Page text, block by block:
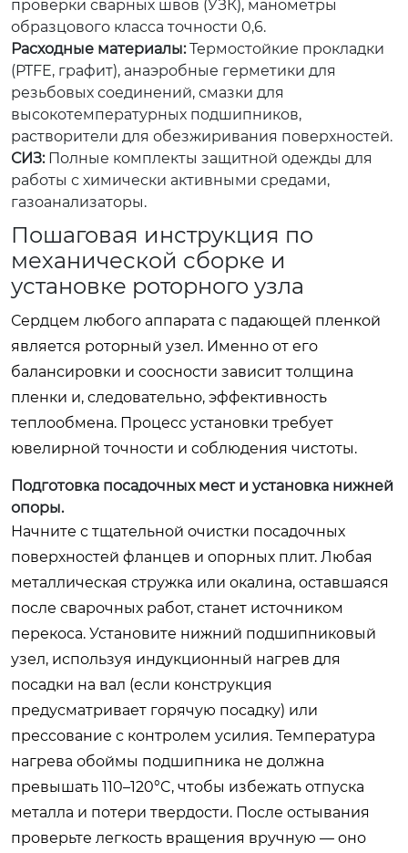
проверки сварных швов (УЗК), манометры
образцового класса точности 0,6.
Расходные материалы:Термостойкие прокладки
(PTFE, графит), анаэробные герметики для
резьбовых соединений, смазки для
высокотемпературных подшипников,
растворители для обезжиривания поверхностей.
СИЗ:Полные комплекты защитной одежды для
работы с химически активными средами,
газоанализаторы.
Пошаговая инструкция по
механической сборке и
установке роторного узла
Сердцем любого аппарата с падающей пленкой
является роторный узел. Именно от его
балансировки и соосности зависит толщина
пленки и, следовательно, эффективность
теплообмена. Процесс установки требует
ювелирной точности и соблюдения чистоты.
Подготовка посадочных мест и установка нижней
опоры.
Начните с тщательной очистки посадочных
поверхностей фланцев и опорных плит. Любая
металлическая стружка или окалина, оставшаяся
после сварочных работ, станет источником
перекоса. Установите нижний подшипниковый
узел, используя индукционный нагрев для
посадки на вал (если конструкция
предусматривает горячую посадку) или
прессование с контролем усилия. Температура
нагрева обоймы подшипника не должна
превышать 110–120°C, чтобы избежать отпуска
металла и потери твердости. После остывания
проверьте легкость вращения вручную — оно